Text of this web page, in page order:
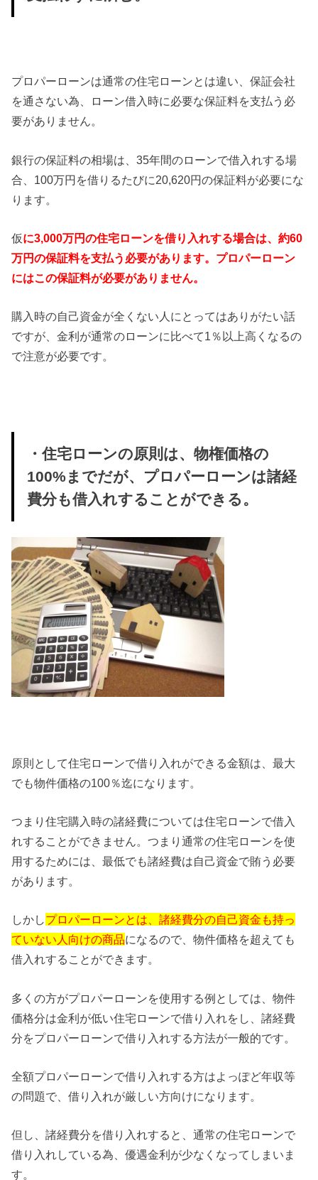
プロパーローンは通常の住宅ローンとは違い、保証会社
を通さない為、ローン借入時に必要な保証料を支払う必
要がありません。
銀行の保証料の相場は、35年間のローンで借入れする場
合、100万円を借りるたびに20,620円の保証料が必要にな
ります。
仮に3,000万円の住宅ローンを借り入れする場合は、約60
万円の保証料を支払う必要があります。プロパーローン
にはこの保証料が必要がありません。
購入時の自己資金が全くない人にとってはありがたい話
ですが、金利が通常のローンに比べて1％以上高くなるの
で注意が必要です。
・住宅ローンの原則は、物権価格の
100%までだが、プロパーローンは諸経
費分も借入れすることができる。
原則として住宅ローンで借り入れができる金額は、最大
でも物件価格の100％迄になります。
つまり住宅購入時の諸経費については住宅ローンで借入
れすることができません。つまり通常の住宅ローンを使
用するためには、最低でも諸経費は自己資金で賄う必要
があります。
しかしプロパーローンとは、諸経費分の自己資金も持っ
ていない人向けの商品になるので、物件価格を超えても
借入れすることができます。
多くの方がプロパーローンを使用する例としては、物件
価格分は金利が低い住宅ローンで借り入れをし、諸経費
分をプロパーローンで借り入れする方法が一般的です。
全額プロパーローンで借り入れする方はよっぽど年収等
の問題で、借り入れが厳しい方向けになります。
但し、諸経費分を借り入れすると、通常の住宅ローンで
借り入れしている為、優遇金利が少なくなってしまいま
す。